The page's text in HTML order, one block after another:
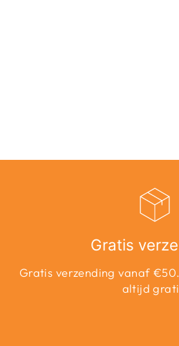
Gratis
Gratis verzending vanaf
altijd